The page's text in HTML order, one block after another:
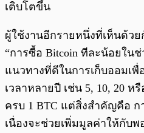
เติบโตขึ้น
ผู้ใช้งานอีกรายหนึ่งที่เห็นด้ว
“การซื้อ Bitcoin ทีละน้อยในช่
แนวทางที่ดีในการเก็บออมเ
เวลาหลายปี เช่น 5, 10, 20 ห
ครบ 1 BTC แต่สิ่งสำคัญคือ ก
เนื่องจะช่วยเพิ่มมูลค่าให้กับ